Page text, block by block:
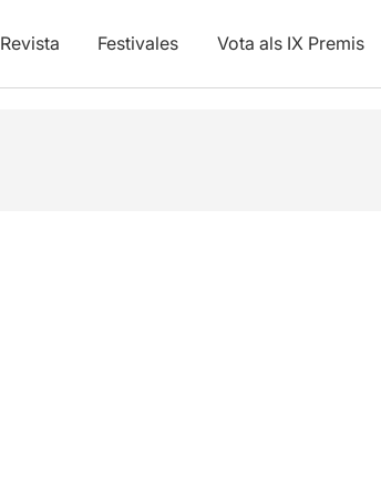
Revista Festivales Vota als IX Premis